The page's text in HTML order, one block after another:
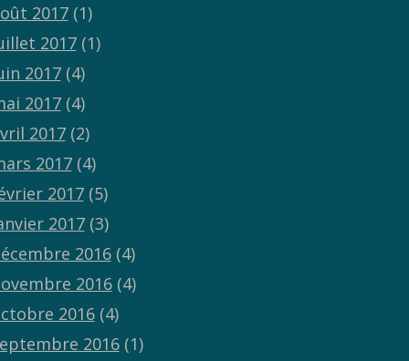
2017(1)
2017(1)
2017(4)
2017(4)
2017(2)
2017(4)
2017(5)
2017(3)
2016(4)
2016(4)
2016(4)
2016(1)